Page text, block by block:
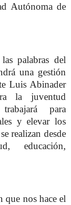
Autónoma de
palabras del
una gestión
Luis Abinader
la juventud
para
y elevar los
realizan desde
educación,
que nos hace el